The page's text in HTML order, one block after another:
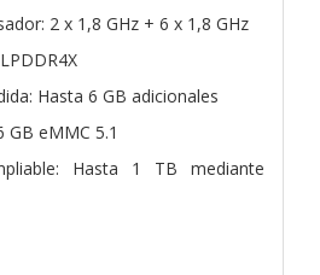
2 x 1,8 GHz + 6 x 1,8 GHz
Hasta 6 GB adicionales
eMMC 5.1
Hasta 1 TB mediante